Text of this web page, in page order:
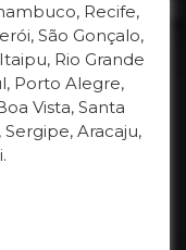
Recife,
São Gonçalo,
Rio Grande
Porto Alegre,
Vista, Santa
Aracaju,